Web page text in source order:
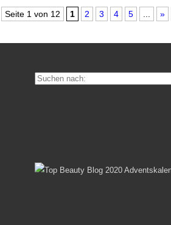
Seite 1 von 12 1 2 3 4 5 »